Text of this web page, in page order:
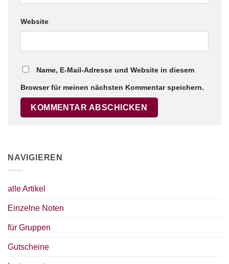
Website
Name, E-Mail-Adresse und Website in diesem
Browser für meinen nächsten Kommentar speichern.
NAVIGIEREN
alle Artikel
Einzelne Noten
für Gruppen
Gutscheine